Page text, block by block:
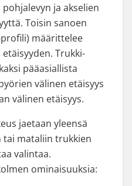
ja akselien
Toisin sanoen
määrittelee
Trukki-
pääasiallista
välinen etäisyys
välinen etäisyys.
jaetaan yleensä
tai mataliin trukkien
valintaa.
ominaisuuksia: